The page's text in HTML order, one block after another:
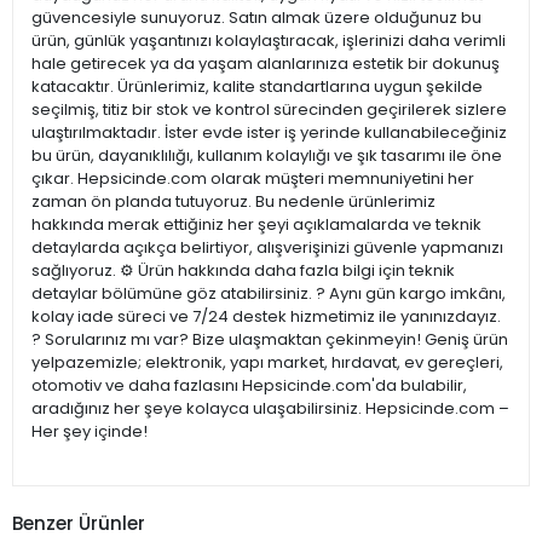
güvencesiyle sunuyoruz. Satın almak üzere olduğunuz bu
ürün, günlük yaşantınızı kolaylaştıracak, işlerinizi daha verimli
hale getirecek ya da yaşam alanlarınıza estetik bir dokunuş
katacaktır. Ürünlerimiz, kalite standartlarına uygun şekilde
seçilmiş, titiz bir stok ve kontrol sürecinden geçirilerek sizlere
ulaştırılmaktadır. İster evde ister iş yerinde kullanabileceğiniz
bu ürün, dayanıklılığı, kullanım kolaylığı ve şık tasarımı ile öne
çıkar. Hepsicinde.com olarak müşteri memnuniyetini her
zaman ön planda tutuyoruz. Bu nedenle ürünlerimiz
hakkında merak ettiğiniz her şeyi açıklamalarda ve teknik
detaylarda açıkça belirtiyor, alışverişinizi güvenle yapmanızı
sağlıyoruz. ⚙️ Ürün hakkında daha fazla bilgi için teknik
detaylar bölümüne göz atabilirsiniz. ? Aynı gün kargo imkânı,
kolay iade süreci ve 7/24 destek hizmetimiz ile yanınızdayız.
? Sorularınız mı var? Bize ulaşmaktan çekinmeyin! Geniş ürün
yelpazemizle; elektronik, yapı market, hırdavat, ev gereçleri,
otomotiv ve daha fazlasını Hepsicinde.com'da bulabilir,
aradığınız her şeye kolayca ulaşabilirsiniz. Hepsicinde.com –
Her şey içinde!
Benzer Ürünler